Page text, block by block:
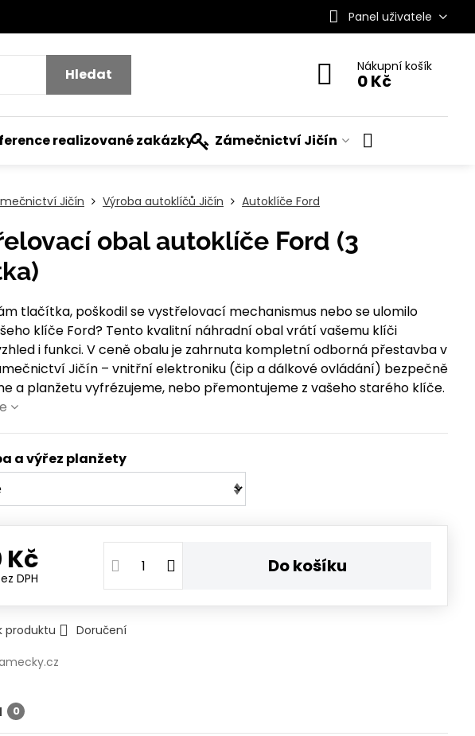
Panel uživatele
Hledat Nákupní košík
0 Kč
realizované zakázky Zámečnictví Jičín
Jičín Výroba autoklíčů Jičín Autoklíče Ford
obal autoklíče Ford (3
tlačítka, poškodil se vystřelovací mechanismus nebo se ulomilo
klíče Ford? Tento kvalitní náhradní obal vrátí vašemu klíči
i funkci. V ceně obalu je zahrnuta kompletní odborná přestavba v
Jičín – vnitřní elektroniku (čip a dálkové ovládání) bezpečně
a planžetu vyfrézujeme, nebo přemontujeme z vašeho starého klíče.
a výřez planžety
Kč
DPH
Do košíku
produktu
Doručení
0